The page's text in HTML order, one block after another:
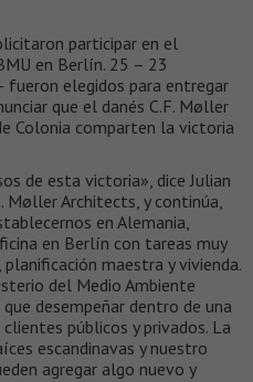
participar en el
en Berlín. 25 – 23
fueron elegidos para entregar
que el danés C.F. Møller
Colonia comparten la victoria
de esta victoria», dice Julian
Møller Architects, y continúa,
en Alemania,
en Berlín con tareas muy
maestra y vivienda.
del Medio Ambiente
desempeñar dentro de una
públicos y privados. La
escandinavas y nuestro
agregar algo nuevo y